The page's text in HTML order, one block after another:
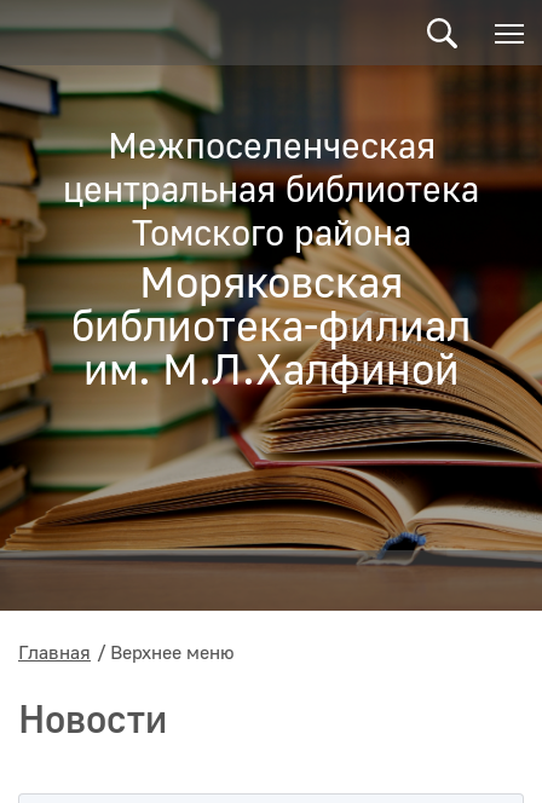
Межпоселенческая
центральная библиотека
Томского района
Моряковская
библиотека-филиал
им. М.Л.Халфиной
Главная Верхнее меню
Новости